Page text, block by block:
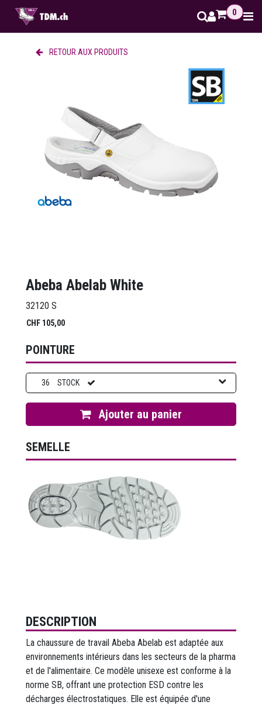
0
RETOUR AUX PRODUITS
Abeba Abelab White
32120 S
CHF 105,00
POINTURE
36 STOCK
Ajouter au panier
SEMELLE
DESCRIPTION
La chaussure de travail Abeba Abelab est adaptée aux
environnements intérieurs dans les secteurs de la pharma
et de l'alimentaire. Ce modèle unisexe est conforme à la
norme SB, offrant une protection ESD contre les
décharges électrostatiques. Elle est équipée d'une